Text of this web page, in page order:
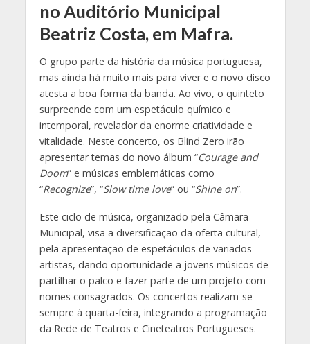
no Auditório Municipal
Beatriz Costa, em Mafra.
O grupo parte da história da música portuguesa,
mas ainda há muito mais para viver e o novo disco
atesta a boa forma da banda. Ao vivo, o quinteto
surpreende com um espetáculo químico e
intemporal, revelador da enorme criatividade e
vitalidade. Neste concerto, os Blind Zero irão
apresentar temas do novo álbum “Courage and
Doom” e músicas emblemáticas como
“Recognize”, “Slow time love” ou “Shine on”.
Este ciclo de música, organizado pela Câmara
Municipal, visa a diversificação da oferta cultural,
pela apresentação de espetáculos de variados
artistas, dando oportunidade a jovens músicos de
partilhar o palco e fazer parte de um projeto com
nomes consagrados. Os concertos realizam-se
sempre à quarta-feira, integrando a programação
da Rede de Teatros e Cineteatros Portugueses.